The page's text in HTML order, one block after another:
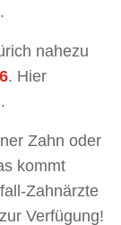
nahezu
. Hier
Zahn oder
kommt
Zahnärzte
Verfügung!